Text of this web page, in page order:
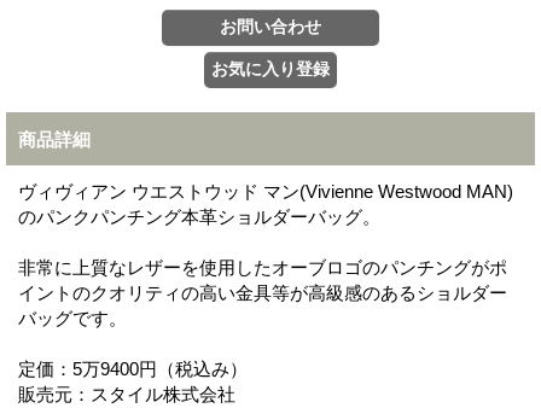
商品詳細
ヴィヴィアン ウエストウッド マン(Vivienne Westwood MAN)
のパンクパンチング本革ショルダーバッグ。
非常に上質なレザーを使用したオーブロゴのパンチングがポ
イントのクオリティの高い金具等が高級感のあるショルダー
バッグです。
定価：5万9400円（税込み）
販売元：スタイル株式会社